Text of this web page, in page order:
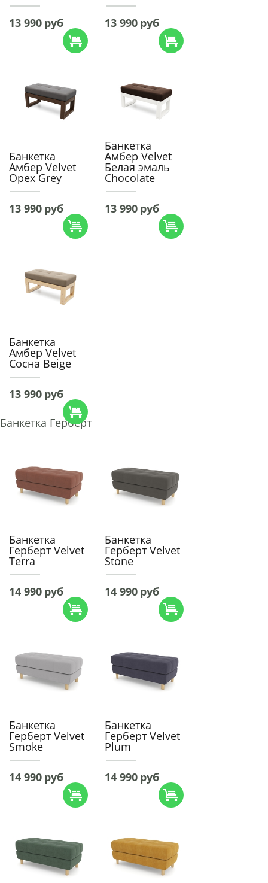
13 990 руб 13 990 руб
Банкетка
Амбер Velvet
Орех Grey
13 990 руб
Банкетка
Амбер Velvet
Белая эмаль
Chocolate
13 990 руб
Банкетка
Амбер Velvet
Сосна Beige
13 990 руб
Банкетка Герберт
Банкетка
Герберт Velvet
Terra
14 990 руб
Банкетка
Герберт Velvet
Stone
14 990 руб
Банкетка
Герберт Velvet
Smoke
14 990 руб
Банкетка
Герберт Velvet
Plum
14 990 руб